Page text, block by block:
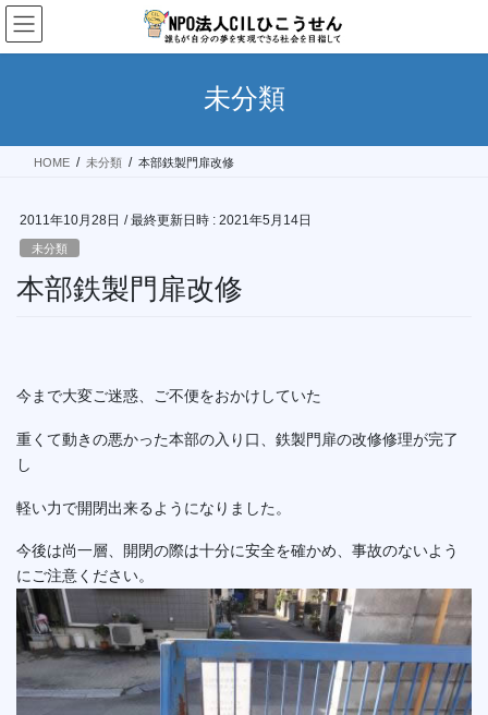
コ
ン
テ
ス
ナ
ビ
ゲ
ン
未分類
HOME 未分類 本部鉄製門扉改修
2011年10月28日 / 最終更新日時 : 2021年5月14日
未分類
本部鉄製門扉改修
今まで大変ご迷惑、ご不便をおかけしていた
重くて動きの悪かった本部の入り口、鉄製門扉の改修修理が完了
し
軽い力で開閉出来るようになりました。
今後は尚一層、開閉の際は十分に安全を確かめ、事故のないよう
にご注意ください。